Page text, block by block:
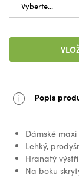
Popis
Dámské maxi
Lehký,
Hranatý
Na boku